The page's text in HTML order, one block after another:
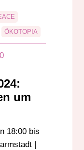
ÖKOTOPIA
um
18:00 bis
|